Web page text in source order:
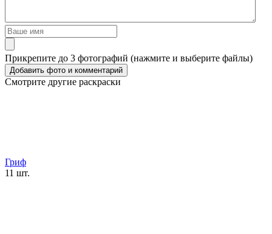
Прикрепите до 3 фотографий (нажмите и выберите файлы)
Смотрите другие раскраски
Гриф
11 шт.